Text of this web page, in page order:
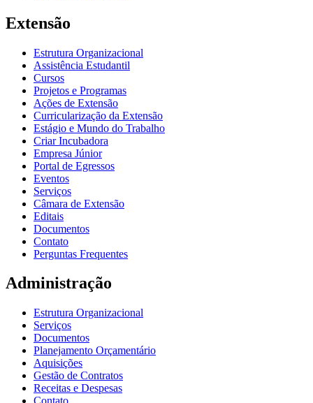
Extensão
Estrutura Organizacional
Assistência Estudantil
Cursos
Projetos e Programas
Ações de Extensão
Curricularização da Extensão
Estágio e Mundo do Trabalho
Criar Incubadora
Empresa Júnior
Portal de Egressos
Eventos
Serviços
Câmara de Extensão
Editais
Documentos
Contato
Perguntas Frequentes
Administração
Estrutura Organizacional
Serviços
Documentos
Planejamento Orçamentário
Aquisições
Gestão de Contratos
Receitas e Despesas